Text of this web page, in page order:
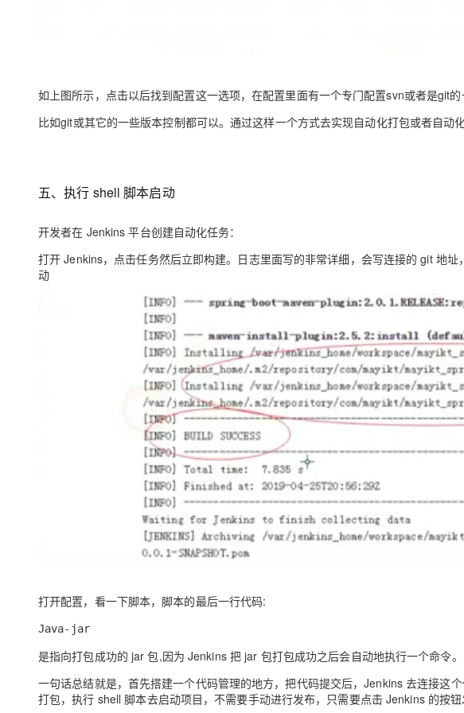
如上图所示，点击以后找到配置这一选项，在配置里面有一个专门配置svn或者是git的
比如git或其它的一些版本控制都可以。通过这样一个方式去实现自动化打包或者自动化
五、执行 shell 脚本启动
开发者在 Jenkins 平台创建自动化任务：
打开 Jenkins，点击任务然后立即构建。日志里面写的非常详细，会写连接的 git 地
动
打开配置，看一下脚本，脚本的最后一行代码:
Java-jar
是指向打包成功的 jar 包,因为Jenkins 把 jar 包打包成功之后会自动地执行一个命令。
一句话总结就是，首先搭建一个代码管理的地方，把代码提交后，Jenkins 去连接这
打包，执行 shell 脚本去启动项目，不需要手动进行发布，只需要点击 Jenkins 的按钮